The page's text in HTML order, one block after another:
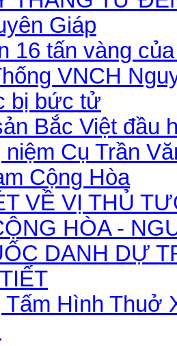
Giáp
16 tấn vàng
VNCH
bị bức tử
Bắc Việt đầu
Cụ Trần
Cộng Hòa
VỀ VỊ THỦ
HÒA -
DANH DỰ
Tấm Hình Thuở